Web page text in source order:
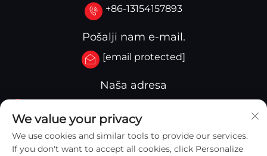
+86-13154157893
Pošalji nam e-mail.
[email protected]
Naša adresa
Qinghua ulica,Yingkou zona Yingkou,Kina
We value your privacy
We use cookies and similar tools to provide our services.
If you don't want to accept all cookies, click Personalize